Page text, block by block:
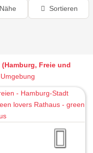
Nähe Sortieren
Freie und